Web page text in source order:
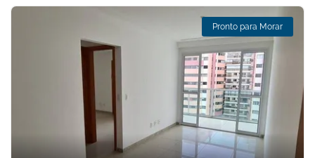
Pronto para Morar